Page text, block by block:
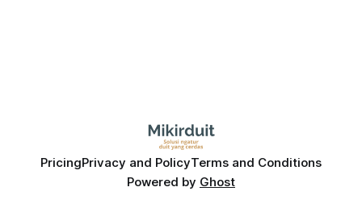
PricingPrivacy and PolicyTerms and Conditions
Powered by Ghost